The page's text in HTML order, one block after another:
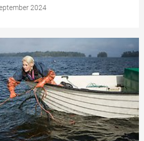
Den kan vara ett bra stöd för
på den svenska landsbygden.
2024